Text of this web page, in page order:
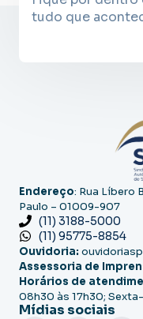
tudo que
Endereço: Rua Líbero
Paulo – 01009-907
(11) 3188-5000
(11) 95775-8854
Ouvidoria:
Assessoria de
Horários de
08h30 às 17h30;
Mídias sociais